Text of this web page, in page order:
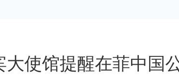
大使馆提醒在菲中国